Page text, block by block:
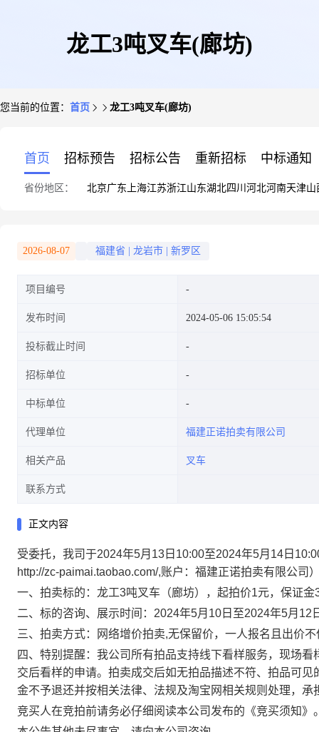
龙工3吨叉车(廊坊)
您当前的位置： 首页 龙工3吨叉车(廊坊)
首页 招标预告 招标公告 重新招标 中标通知
省份地区： 北京广东 上海江苏浙江山东湖北四川 河北河南天津山
2026-08-07 福建省 龙岩市 新罗区
项目编号
发布时间 2024-05-06 15:05:54
投标截止时间
招标单位
中标单位
代理单位 福建正诺拍卖有限公司
相关产品 叉车
联系方式
正文内容
受委托，我司于2024年5月13日10:00至2024年5月14日
http://zc-paimai.taobao.com/,账户：福建正诺拍卖有限公司
一、拍卖标的：龙工3吨叉车（廊坊），起拍价1元，保证
二、标的咨询、展示时间： 2024年5月10日至2024年5月12
三、拍卖方式：网络增价拍卖,无保留价，一人报名且出价
四、特别提醒： 我公司所有拍品支持线下看样服务，现场看
交后看样的申请。拍卖成交后如无拍品描述不符、拍品可
金不予退还并按相关法律、法规及淘宝网相关规则处理，承
竞买人在竞拍前请务必仔细阅读本公司发布的《竞买须知》